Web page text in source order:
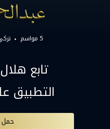
5 مواسم
تابع
التطبيق
حمل